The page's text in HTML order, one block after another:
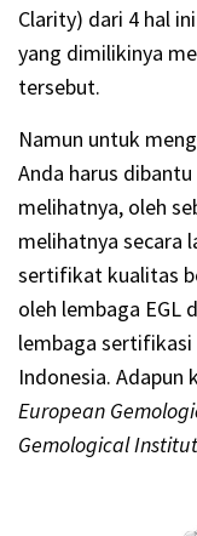
Clarity) dari 4 hal
yang dimilikinya
tersebut.
Namun untuk
Anda harus
melihatnya, oleh
melihatnya secara
sertifikat kualitas
oleh lembaga EGL
lembaga
Indonesia. Adapun
European
Gemological